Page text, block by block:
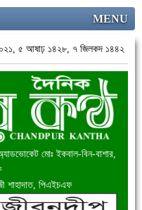
MENU
৫ আষাঢ় ১৪২৮, ৭ জিলকদ ১৪৪২
মোঃ ইকবাল-বিন-বাশার,
শাহাদাত, পিএইচএফ